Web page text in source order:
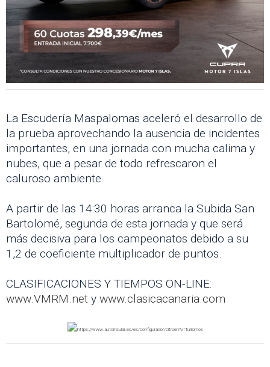
La Escudería Maspalomas aceleró el desarrollo de
la prueba aprovechando la ausencia de incidentes
importantes, en una jornada con mucha calima y
nubes, que a pesar de todo refrescaron el
caluroso ambiente.
A partir de las 14:30 horas arranca la Subida San
Bartolomé, segunda de esta jornada y que será
más decisiva para los campeonatos debido a su
1,2 de coeficiente multiplicador de puntos.
CLASIFICACIONES Y TIEMPOS ON-LINE:
www.VMRM.net y www.clasicacanaria.com